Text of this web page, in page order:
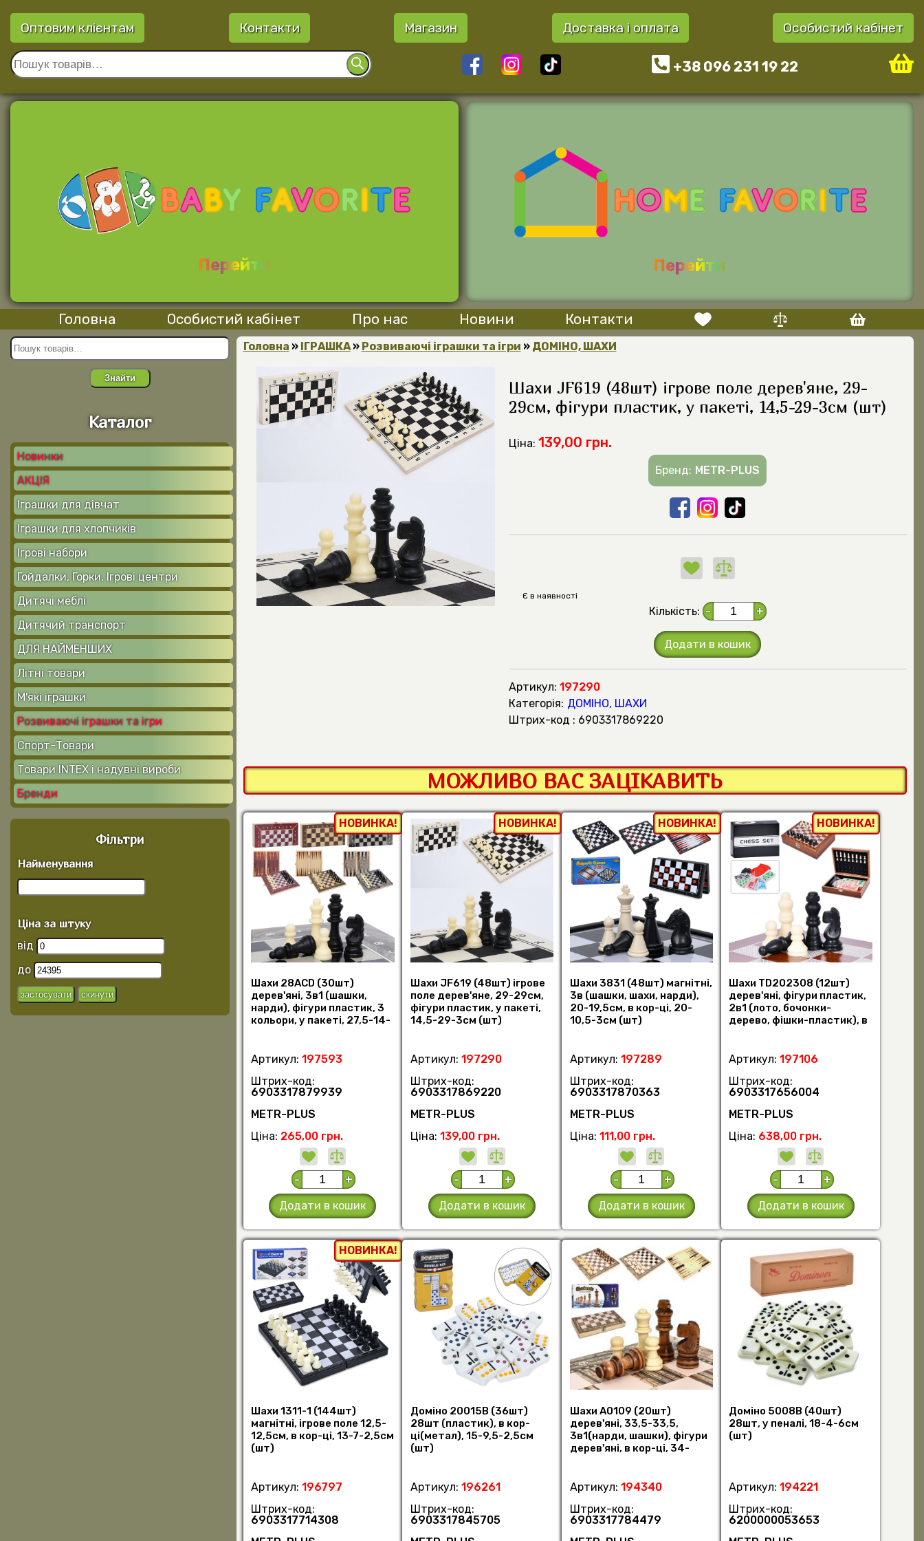
Оптовим клієнтам Контакти Магазин Доставка і оплата Особистий кабінет
+38 096 231 19 22
Перейти Перейти
Головна Особистий кабінет Про нас Новини Контакти
Знайти
Каталог
Новинки
АКЦІЯ
Іграшки для дівчат
ІГРОВІ СТОЛИКИ,
ТРЮМО
ВІЗОЧКИ, ЛІЖЕЧКА,
МАНЕЖІ
КАСОВІ АПАРАТИ,
МАГАЗИНИ
КОСМЕТИКА ДИТЯЧА,
БІСЕР, АКСЕСУАРИ
КУХНЯ, ПОБУТОВА
ТЕХНІКА, ПОСУД І
ПРОДУКТИ
ЛЯЛЬКОВІ НАРЯДИ,
Іграшки для хлопчиків
АРБАЛЕТИ, ЛУКИ,
РОГАТКИ, МЕЧІ, ШАБЛІ
ЗБРОЯ НА КУЛЬКАХ ТА
ПРИСОСКАХ
НАБОРИ ІГРАШКОВОЇ
ІГРАШКОВИЙ
ТРАНСПОРТ
Машинки на ручному
керуванні
Машинки пластмасові
(Україна)
ІГРОВІ НАБОРИ ДЛЯ
ХЛОПЧИКІВ
АКТИВНІ ІГРИ: ФУТБОЛ,
БІЛЬЯРД, ХОККЕЙ
АРМІЯ, СОЛДАТИ,
ВІЙСЬКОВІ НАБОРИ
ЛІТАКИ, ГЕЛІКОПТЕРИ,
ЗАПУСКАЛКИ СЕНСОРНІ
НАБОРИ ІГРАШКОВИХ
ІНСТРУМЕНТІВ
Ігрові набори
ЛІЗУНИ, СТРИБУНЦІ,
СВІТЛЯШКИ,
АНТИСТРЕС
МІКРОСКОП, ТЕЛЕСКОП,
ФОТОАПАРАТ,
КАЛЕЙДОСКОП
ОСТАННІ
НАДХОДЖЕННЯ
ІГРАШКИ
ТВАРИНИ, ДИНОЗАВРИ,
Гойдалки, Горки, Ігрові центри
Дитячі меблі
ПАРТИ, ДИТЯЧІ
СТОЛИКИ
СТІЛЬЧИКИ ДЛЯ
ГОДУВАННЯ
Дитячий транспорт
ВЕЛОСИПЕДИ 2-Х
КОЛІСНІ
Велосипеди 2-х колісні
"12"
Велосипеди 2-х колісні
"14"
Велосипеди 2-х колісні
"18"
Велосипеди 2-х колісні
ВЕЛОСИПЕДИ 3-Х
КОЛІСНІ
ЕЛЕКТРОМОБІЛІ,
МОТОЦИКЛИ,
КВАДРОЦИКЛИ
КАРТИ (ПЕДАЛЬНІ
ДЛЯ НАЙМЕНШИХ
Літні товари
ІГРАШКИ ПІСОЧНІ,
НАБОРИ
ВІТРЯЧКИ, ВЕРТУШКИ,
ПОВІТРЯНІ ЗМІЇ,
БУМЕРАНГ
РИБАЛКА, ВОДОПЛАВНІ
ІГРАШКИ
М'які іграшки
КОПИЦЯ ТА ІНШІ
ВІТЧИЗНЯНІ
ВИРОБНИКИ
Розвиваючі іграшки та ігри
ІГРАШКОВІ МУЗИЧНІ
ІНСТРУМЕНТИ
ІНТЕРАКТИВНІ ТА
МУЗИЧНІ ІГРАШКИ
Спорт-Товари
БАДМІНТОН, ТЕНІС,
РАКЕТКИ
Товари INTEX і надувні вироби
Бренди
Фільтри
Найменування
Ціна за штуку
від
до
Головна » ІГРАШКА» Розвиваючі іграшки та ігри » ДОМІНО, ШАХИ
Шахи JF619 (48шт) ігрове поле дерев'яне, 29-
29см, фігури пластик, у пакеті, 14,5-29-3см (шт)
Ціна: 139,00 грн.
Бренд: METR-PLUS
Є в наявності
Кількість: - +
Додати в кошик
Артикул: 197290
Категорія: ДОМІНО, ШАХИ
штрих-код : 6903317869220
МОЖЛИВО ВАС ЗАЦІКАВИТЬ
НОВИНКА!
Шахи 28ACD (30шт)
дерев'яні, 3в1 (шашки,
нарди), фігури пластик, 3
кольори, у пакеті, 27,5-14-
Артикул:197593
Штрих-код:
6903317879939
METR-PLUS
Ціна: 265,00 грн.
- +
Додати в кошик
НОВИНКА!
Шахи JF619 (48шт) ігрове
поле дерев'яне, 29-29см,
фігури пластик, у пакеті,
14,5-29-3см (шт)
Артикул: 197290
Штрих-код:
6903317869220
METR-PLUS
Ціна: 139,00 грн.
- +
Додати в кошик
НОВИНКА!
Шахи 3831 (48шт) магнітні,
3в (шашки, шахи, нарди),
20-19,5см, в кор-ці, 20-
10,5-3см (шт)
Артикул: 197289
Штрих-код:
6903317870363
METR-PLUS
Ціна: 111,00 грн.
- +
Додати в кошик
НОВИНКА!
Шахи TD202308 (12шт)
дерев'яні, фігури пластик,
2в1 (лото, бочонки-
дерево, фішки-пластик), в
Артикул:197106
Штрих-код:
6903317656004
METR-PLUS
Ціна: 638,00 грн.
- +
Додати в кошик
НОВИНКА!
Шахи 1311-1 (144шт)
магнітні, ігрове поле 12,5-
12,5см, в кор-ці, 13-7-2,5см
(шт)
Артикул:196797
Штрих-код:
6903317714308
Доміно 20015B (36шт)
28шт (пластик), в кор-
ці(метал), 15-9,5-2,5см
(шт)
Артикул: 196261
Штрих-код:
6903317845705
Шахи A0109 (20шт)
дерев'яні, 33,5-33,5,
3в1(нарди, шашки), фігури
дерев'яні, в кор-ці, 34-
Артикул: 194340
Штрих-код:
6903317784479
Доміно 5008B (40шт)
28шт, у пеналі, 18-4-6см
(шт)
Артикул:194221
Штрих-код:
6200000053653